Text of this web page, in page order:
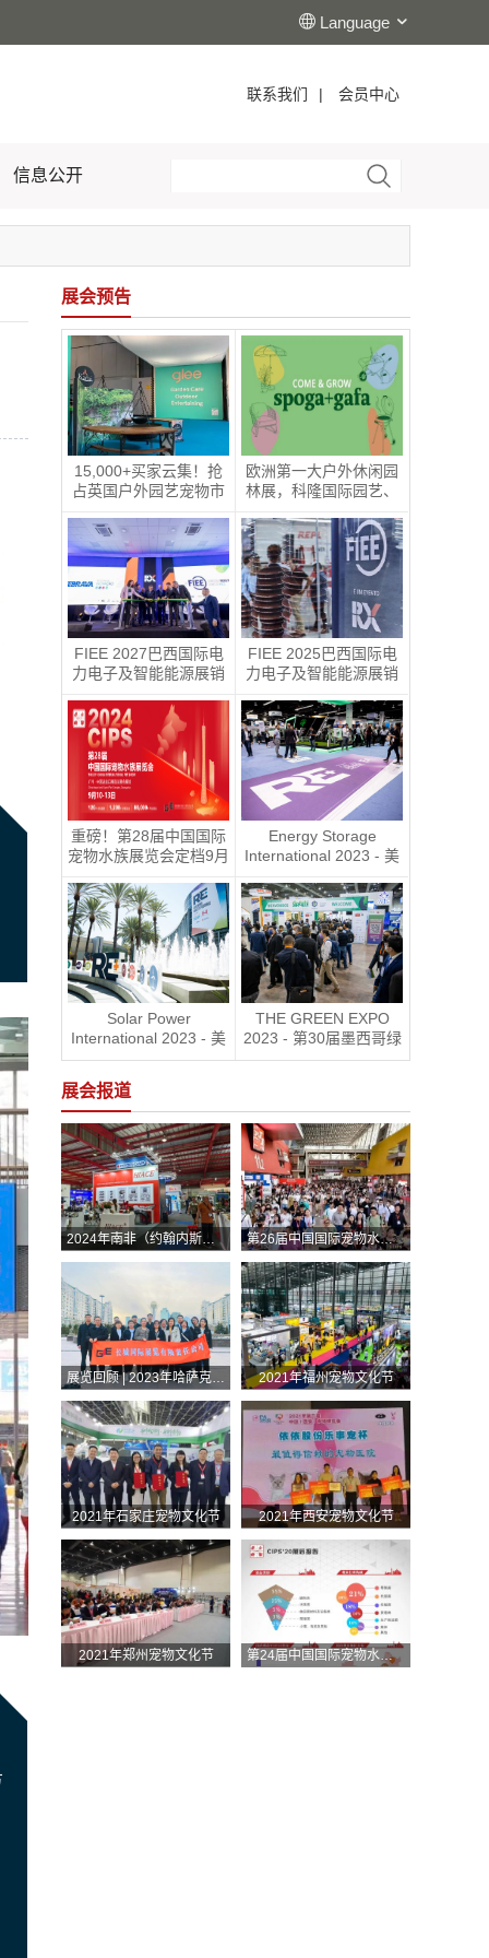
Language
联系我们 | 会员中心
信息公开
展会预告
15,000+买家云集！抢
占英国户外园艺宠物市
英国伯明翰国际五金工
具、花园园艺及宠物用
品展
欧洲第一大户外休闲园
林展，科隆国际园艺、
spoga+gafa 圆满收官
下届定档2027年 6 月
15日至 6 月 17 日
FIEE 2027巴西国际电
力电子及智能能源展销
FIEE 2025巴西国际电
力电子及智能能源展销
重磅！第28届中国国际
宠物水族展览会定档9月
Energy Storage
International 2023 - 美
Solar Power
International 2023 - 美
国国际太阳能展RE+
THE GREEN EXPO
2023 - 第30届墨西哥绿
色能源展
展会报道
2024年南非（约翰内斯堡）国际汽车零部件、汽车技术及服务展览会 第26届中国国际宠物水族展览会展后报告
展览回顾 | 2023年哈萨克斯坦（阿斯塔纳）国际汽车零部件、汽车技术及服务展览会（Automechanika Astana） 2021年福州宠物文化节
2021年石家庄宠物文化节 2021年西安宠物文化节
2021年郑州宠物文化节 第24届中国国际宠物水族展览会（CIPS 2020） 展后报告.